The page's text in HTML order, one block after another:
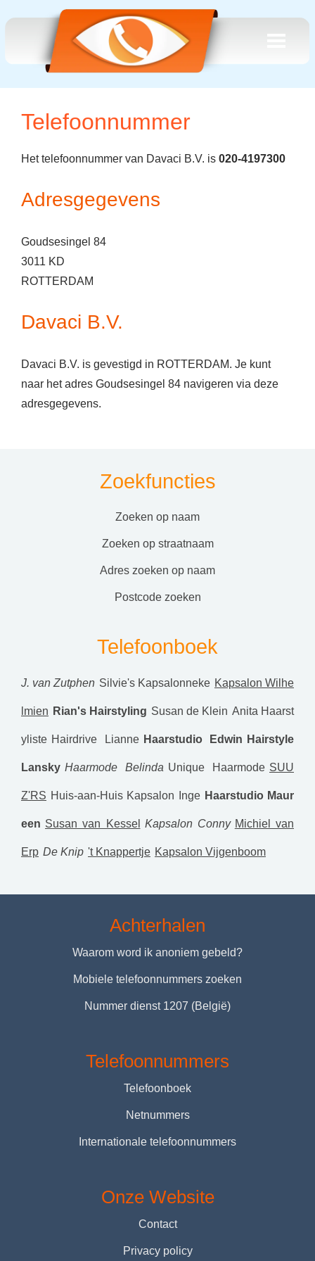
Telefoonnummer
Het telefoonnummer van Davaci B.V. is 020-4197300
Adresgegevens
Goudsesingel 84
3011 KD
ROTTERDAM
Davaci B.V.
Davaci B.V. is gevestigd in ROTTERDAM. Je kunt
naar het adres Goudsesingel 84 navigeren via deze
adresgegevens.
Zoekfuncties
zoeken op naam
zoeken op straatnaam
adres zoeken op naam
postcode zoeken
Telefoonboek
J. van Zutphen Silvie's Kapsalonneke Kapsalon Wilhe
lmien Rian's Hairstyling Susan de Klein Anita Haarst
yliste Hairdrive Lianne Haarstudio Edwin Hairstyle
Lansky Haarmode Belinda Unique Haarmode SUU
Z'RS Huis-aan-Huis Kapsalon Inge Haarstudio Maur
een Susan van Kessel Kapsalon Conny Michiel van
Erp De Knip 't Knappertje Kapsalon Vijgenboom
Achterhalen
Waarom word ik anoniem gebeld?
Mobiele telefoonnummers zoeken
Nummer dienst 1207 (België)
Telefoonnummers
Telefoonboek
Netnummers
Internationale telefoonnummers
Onze Website
Contact
Privacy policy